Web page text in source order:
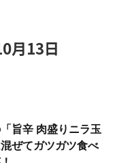
月13日
旨辛 肉盛りニラ玉
ぜてガツガツ食べ